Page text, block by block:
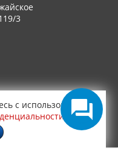
3
с использованием